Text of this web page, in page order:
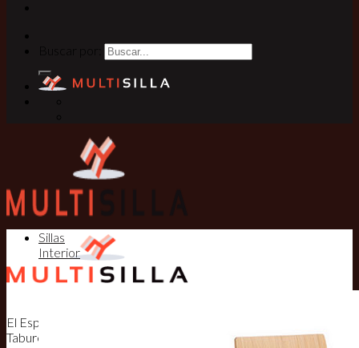
El Especialista en Sillas, Mesas y
Taburetes
Sillas
Interior